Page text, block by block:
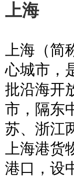
上海
上海（
心城市，
批沿海开
市，隔东
苏、浙江
上海港货
港口，设